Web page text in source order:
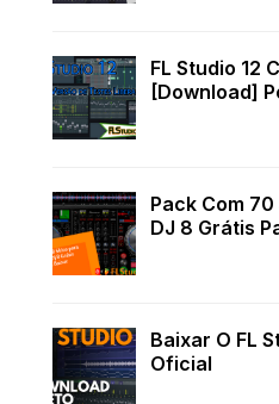
FL Studio 12
[Download]
Pack Com
DJ 8 Grátis
Baixar O FL
Oficial